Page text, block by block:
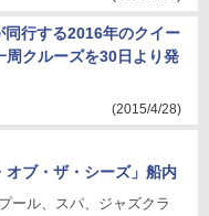
行する2016年のクイー
周クルーズを30日より発
(2015/4/28)
オブ・ザ・シーズ」船内
ール、スパ、ジャズクラ